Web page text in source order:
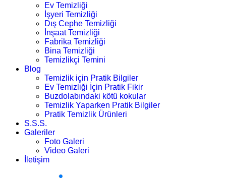
Ev Temizliği
İşyeri Temizliği
Dış Cephe Temizliği
İnşaat Temizliği
Fabrika Temizliği
Bina Temizliği
Temizlikçi Temini
Blog
Temizlik için Pratik Bilgiler
Ev Temizliği İçin Pratik Fikir
Buzdolabındaki kötü kokular
Temizlik Yaparken Pratik Bilgiler
Pratik Temizlik Ürünleri
S.S.S.
Galeriler
Foto Galeri
Video Galeri
İletişim